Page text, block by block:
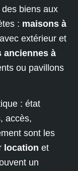
biens aux
: maisons à
extérieur et
anciennes à
ou pavillons
: état
accès,
sont les
location et
un